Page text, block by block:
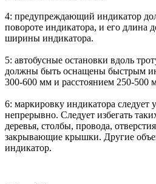
4: предупреждающий индикатор
повороте индикатора, и его длина
ширины индикатора.
5: автобусные остановки вдоль
должны быть оснащены быстрым
300-600 мм и расстоянием 250-500
6: маркировку индикатора следует
непрерывно. Следует избегать
деревья, столбы, провода,
закрывающие крышки. Другие
индикатор.